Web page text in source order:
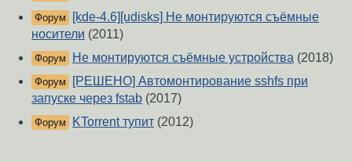
Форум
[kde-4.6][udisks] Не монтируются съёмные
носители (2011)
Форум Не монтируются съёмные устройства (2018)
Форум
[РЕШЕНО] Автомонтирование sshfs при
запуске через fstab (2017)
Форум KTorrent тупит (2012)